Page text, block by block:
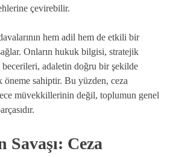
çevirebilir.
hem adil hem de etkili bir
Onların hukuk bilgisi, stratejik
adaletin doğru bir şekilde
sahiptir. Bu yüzden, ceza
müvekkillerinin değil, toplumun genel
Savaşı: Ceza